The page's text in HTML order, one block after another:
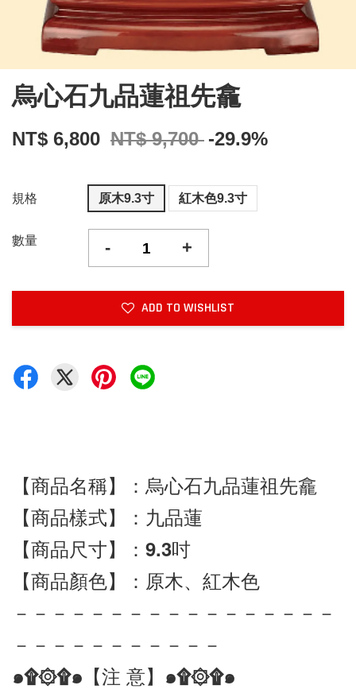
烏心石九品蓮祖先龕
NT$ 6,800 NT$ 9,700 -29.9%
規格 原木9.3寸 紅木色9.3寸
數量 - +
ADD TO WISHLIST
【商品名稱】：烏心石九品蓮祖先龕
【商品樣式】：九品蓮
【商品尺寸】：9.3吋
【商品顏色】：原木、紅木色
－－－－－－－－－－－－－－－－－
－－－－－－－－－－－
๑۩۞۩๑【注 意】๑۩۞۩๑